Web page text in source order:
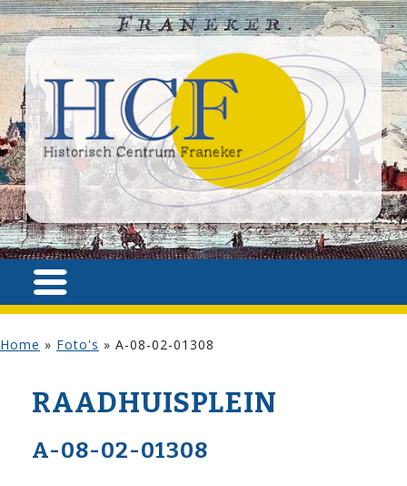
Home » Foto's » A-08-02-01308
RAADHUISPLEIN
A-08-02-01308